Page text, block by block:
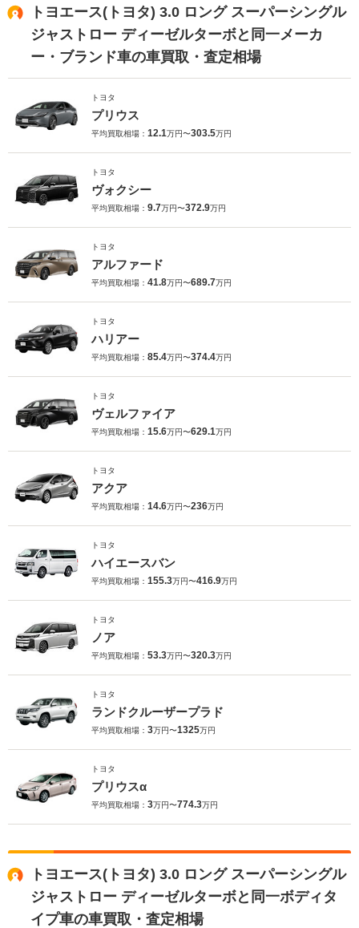
トヨエース(トヨタ) 3.0 ロング スーパーシングル
ジャストロー ディーゼルターボと同一メーカ
ー・ブランド車の車買取・査定相場
トヨタ
プリウス
平均買取相場： 12.1万円〜303.5万円
トヨタ
ヴォクシー
平均買取相場： 9.7万円〜372.9万円
トヨタ
アルファード
平均買取相場： 41.8万円〜689.7万円
トヨタ
ハリアー
平均買取相場： 85.4万円〜374.4万円
トヨタ
ヴェルファイア
平均買取相場： 15.6万円〜629.1万円
トヨタ
アクア
平均買取相場： 14.6万円〜236万円
トヨタ
ハイエースバン
平均買取相場： 155.3万円〜416.9万円
トヨタ
ノア
平均買取相場： 53.3万円〜320.3万円
トヨタ
ランドクルーザープラド
平均買取相場： 3万円〜1325万円
トヨタ
プリウスα
平均買取相場： 3万円〜774.3万円
トヨエース(トヨタ) 3.0 ロング スーパーシングル
ジャストロー ディーゼルターボと同一ボディタ
イプ車の車買取・査定相場